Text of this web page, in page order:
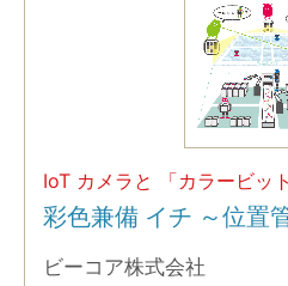
IoT カメラと 「カラービッ
彩色兼備 イチ ～位置
ビーコア株式会社